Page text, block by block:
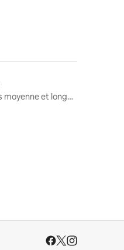
Locations moyenne et longue durée